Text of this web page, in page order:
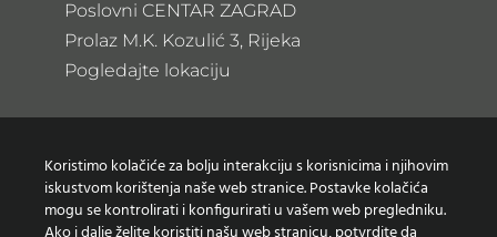
Poslovni CENTAR ZAGRAD
Prolaz M.K. Kozulić 3, Rijeka
Pogledajte lokaciju
Prijavi se na naš newsletter
Koristimo kolačiće za bolju interakciju s korisnicima i njihovim
iskustvom korištenja naše web stranice. Postavke kolačića
mogu se kontrolirati i konfigurirati u vašem web pregledniku.